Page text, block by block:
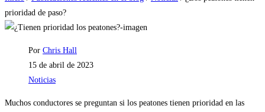
prioridad de paso?
Autor
de
la
Por Chris Hall
Publicación
de
15 de abril de 2023
Categoría
Noticias
Muchos conductores se preguntan si los peatones tienen prioridad en las